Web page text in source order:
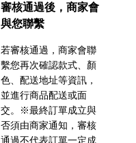
審核通過後，商家會
與您聯繫
若審核通過，商家會聯
繫您再次確認款式、顏
色、配送地址等資訊，
並進行商品配送或面
交。※最終訂單成立與
否須由商家通知，審核
通過不代表訂單一定成